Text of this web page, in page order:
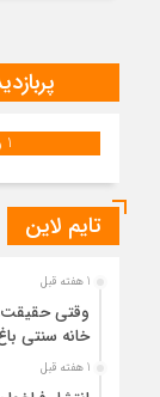
1 روز
تایم لاین
1 هفته قبل
وقتی
خانه سنتی
1 هفته قبل